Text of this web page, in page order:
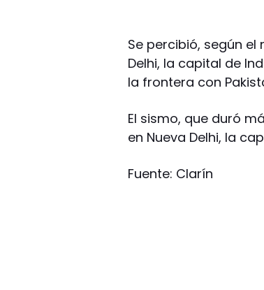
Se percibió, según
Delhi, la capital de
la frontera con
El sismo, que duró
en Nueva Delhi, la
Fuente: Clarín